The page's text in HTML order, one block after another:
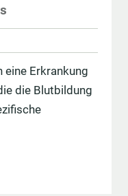
eine Erkrankung
die Blutbildung